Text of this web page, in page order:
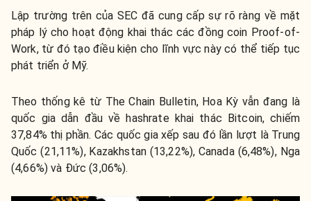
Lập trường trên của SEC đã cung cấp sự rõ ràng về mặt
pháp lý cho hoạt động khai thác các đồng coin Proof-of-
Work, từ đó tạo điều kiện cho lĩnh vực này có thể tiếp tục
phát triển ở Mỹ.
Theo thống kê từ The Chain Bulletin, Hoa Kỳ vẫn đang là
quốc gia dẫn đầu về hashrate khai thác Bitcoin, chiếm
37,84% thị phần. Các quốc gia xếp sau đó lần lượt là Trung
Quốc (21,11%), Kazakhstan (13,22%), Canada (6,48%), Nga
(4,66%) và Đức (3,06%).